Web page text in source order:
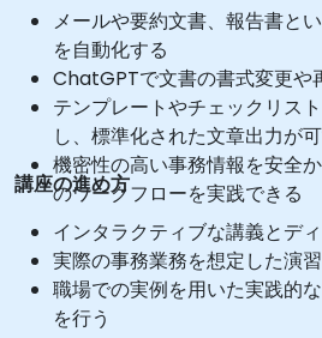
メールや要約文書、報告書と
を自動化する
ChatGPTで文書の書式変更や
テンプレートやチェックリス
し、標準化された文章出力が
機密性の高い事務情報を安全
のワークフローを実践できる
講座の進め方
インタラクティブな講義とデ
実際の事務業務を想定した演
職場での実例を用いた実践的
を行う